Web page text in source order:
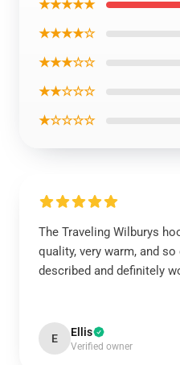
★★★★★
★★★★☆
★★★☆☆
★★☆☆☆
★☆☆☆☆
The Traveling Wilburys
quality, very warm, and so
described and definitely
E Ellis
Verified owner